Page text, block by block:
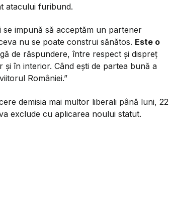
atacului furibund.
impună să acceptăm un partener
nu se poate construi sănătos. Este o
de răspundere, între respect și dispreț
în interior. Când ești de partea bună a
României.”
demisia mai multor liberali până luni, 22
exclude cu aplicarea noului statut.